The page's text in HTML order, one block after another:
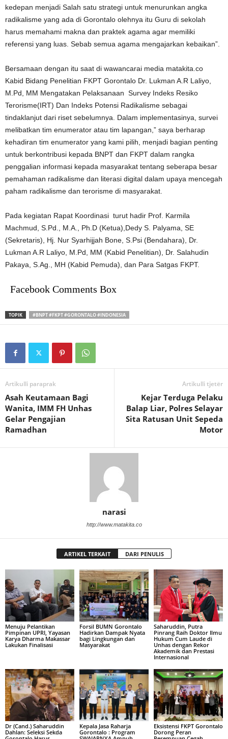
kedepan menjadi Salah satu strategi untuk menurunkan angka
radikalisme yang ada di Gorontalo olehnya itu Guru di sekolah
harus memahami makna dan praktek agama agar memiliki
referensi yang luas. Sebab semua agama mengajarkan kebaikan”.
Bersamaan dengan itu saat di wawancarai media matakita.co
Kabid Bidang Penelitian FKPT Gorontalo Dr. Lukman A.R Laliyo,
M.Pd, MM Mengatakan Pelaksanaan Survey Indeks Resiko
Terorisme(IRT) Dan Indeks Potensi Radikalisme sebagai
tindaklanjut dari riset sebelumnya. Dalam implementasinya, survei
melibatkan tim enumerator atau tim lapangan,” saya berharap
kehadiran tim enumerator yang kami pilih, menjadi bagian penting
untuk berkontribusi kepada BNPT dan FKPT dalam rangka
penggalian informasi kepada masyarakat tentang seberapa besar
pemahaman radikalisme dan literasi digital dalam upaya mencegah
paham radikalisme dan terorisme di masyarakat.
Pada kegiatan Rapat Koordinasi turut hadir Prof. Karmila
Machmud, S.Pd., M.A., Ph.D (Ketua),Dedy S. Palyama, SE
(Sekretaris), Hj. Nur Syarhijjah Bone, S.Psi (Bendahara), Dr.
Lukman A.R Laliyo, M.Pd, MM (Kabid Penelitian), Dr. Salahudin
Pakaya, S.Ag., MH (Kabid Pemuda), dan Para Satgas FKPT.
Facebook Comments Box
TOPIK #BNPT #FKPT #GORONTALO #INDONESIA
Artikulli paraprak
Asah Keutamaan Bagi
Wanita, IMM FH Unhas
Gelar Pengajian
Ramadhan
Artikulli tjetër
Kejar Terduga Pelaku
Balap Liar, Polres Selayar
Sita Ratusan Unit Sepeda
Motor
narasi
http://www.matakita.co
ARTIKEL TERKAIT DARI PENULIS
Menuju Pelantikan
Pimpinan UPRI, Yayasan
Karya Dharma Makassar
Lakukan Finalisasi
Forsil BUMN Gorontalo
Hadirkan Dampak Nyata
bagi Lingkungan dan
Masyarakat
Saharuddin, Putra
Pinrang Raih Doktor Ilmu
Hukum Cum Laude di
Unhas dengan Rekor
Akademik dan Prestasi
Internasional
Dr (Cand.) Saharuddin
Dahlan: Seleksi Sekda
Kepala Jasa Raharja
Gorontalo : Program
Eksistensi FKPT Gorontalo
Dorong Peran